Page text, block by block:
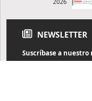
NEWSLETTER
Suscríbase a
Reciba diariamente